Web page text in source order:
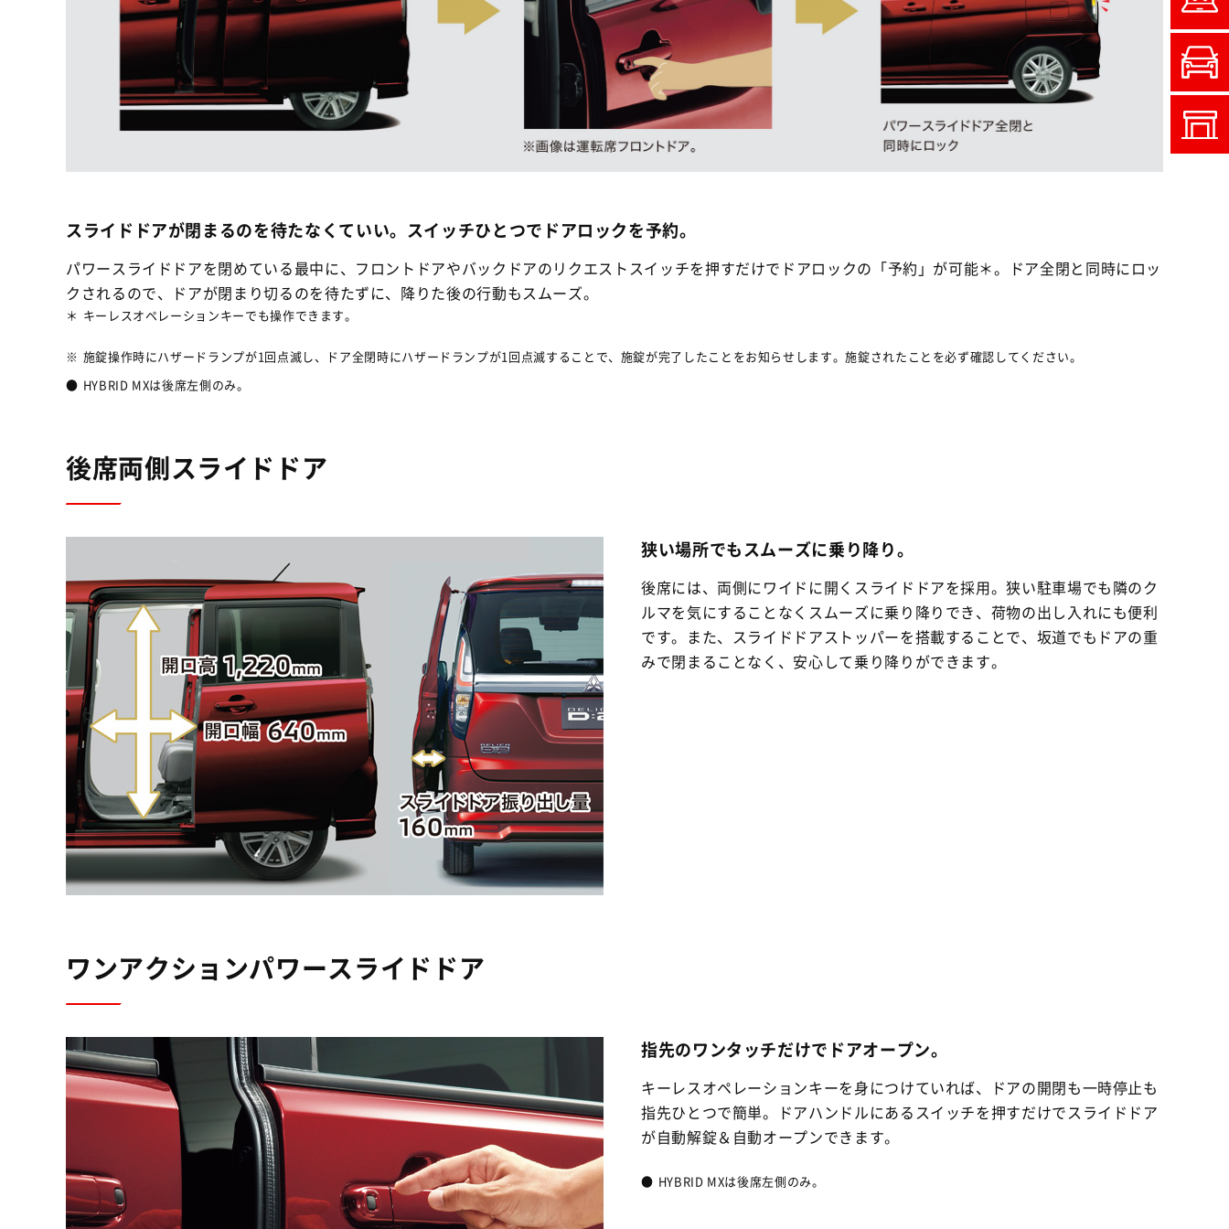
スライドドアが閉まるのを待たなくていい。スイッチひとつでドアロックを予約。
パワースライドドアを閉めている最中に、フロントドアやバックドアのリクエストスイッチを押すだけでドアロックの「予約」が可能＊。ドア全閉と同時にロッ
クされるので、ドアが閉まり切るのを待たずに、降りた後の行動もスムーズ。
＊ キーレスオペレーションキーでも操作できます。
※ 施錠操作時にハザードランプが1回点滅し、ドア全閉時にハザードランプが1回点滅することで、施錠が完了したことをお知らせします。施錠されたことを必ず確認してください。
● HYBRID MXは後席左側のみ。
後席両側スライドドア
狭い場所でもスムーズに乗り降り。
後席には、両側にワイドに開くスライドドアを採用。狭い駐車場でも隣のク
ルマを気にすることなくスムーズに乗り降りでき、荷物の出し入れにも便利
です。また、スライドドアストッパーを搭載することで、坂道でもドアの重
みで閉まることなく、安心して乗り降りができます。
ワンアクションパワースライドドア
指先のワンタッチだけでドアオープン。
キーレスオペレーションキーを身につけていれば、ドアの開閉も一時停止も
指先ひとつで簡単。ドアハンドルにあるスイッチを押すだけでスライドドア
が自動解錠＆自動オープンできます。
● HYBRID MXは後席左側のみ。